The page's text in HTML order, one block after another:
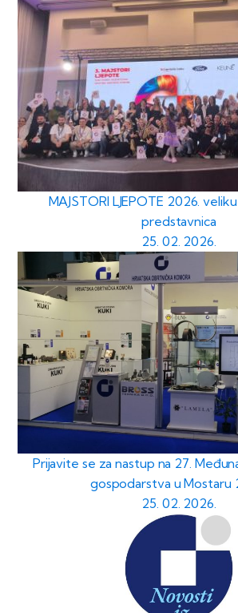
MAJSTORI LJEPOTE 2026.
predstavnica
25. 02. 2026.
Prijavite se za nastup na 27.
gospodarstva u Mostaru
25. 02. 2026.